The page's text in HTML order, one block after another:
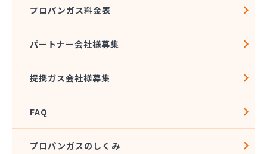
日引商事株式会社 自転車店・LPガス店
日交商事株式会社 ガス事業部
幡彦兵衛商店
福知山合同ガス株式会社
北沢産業株式会社
麻田商店
有限会社吉田重商店
有限会社久保田燃料店
プロパンガス料金表
パートナー会社様募集
提携ガス会社様募集
FAQ
プロパンガスのしくみ